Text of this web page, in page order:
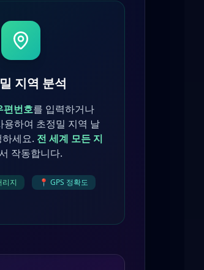
지역 분석
편번호를 입력하거나
용하여 초정밀 지역 날
세요. 전 세계 모든 지
작동합니다.
지 📍 GPS 정확도